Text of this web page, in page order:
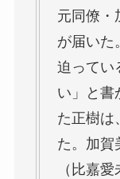
元同僚・
が届いた
迫ってい
い」と書
た正樹は
た。加賀
（比嘉